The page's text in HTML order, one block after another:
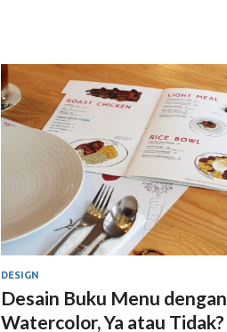
DESIGN
Desain Buku Menu dengan
Watercolor, Ya atau Tidak?